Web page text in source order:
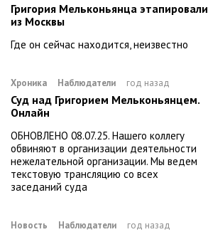
Григория Мельконьянца этапировали
из Москвы
Где он сейчас находится, неизвестно
Хроника Наблюдатели год назад
Суд над Григорием Мельконьянцем.
Онлайн
ОБНОВЛЕНО 08.07.25. Нашего коллегу
обвиняют в организации деятельности
нежелательной организации. Мы ведем
текстовую трансляцию со всех
заседаний суда
Новость Наблюдатели год назад